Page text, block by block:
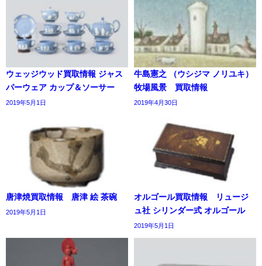
ウェッジウッド買取情報 ジャス
パーウェア カップ＆ソーサー
2019年5月1日
牛島憲之 （ウシジマ ノリユキ）
牧場風景 買取情報
2019年4月30日
唐津焼買取情報 唐津 絵 茶碗
2019年5月1日
オルゴール買取情報 リュージ
ュ社 シリンダー式 オルゴール
2019年5月1日